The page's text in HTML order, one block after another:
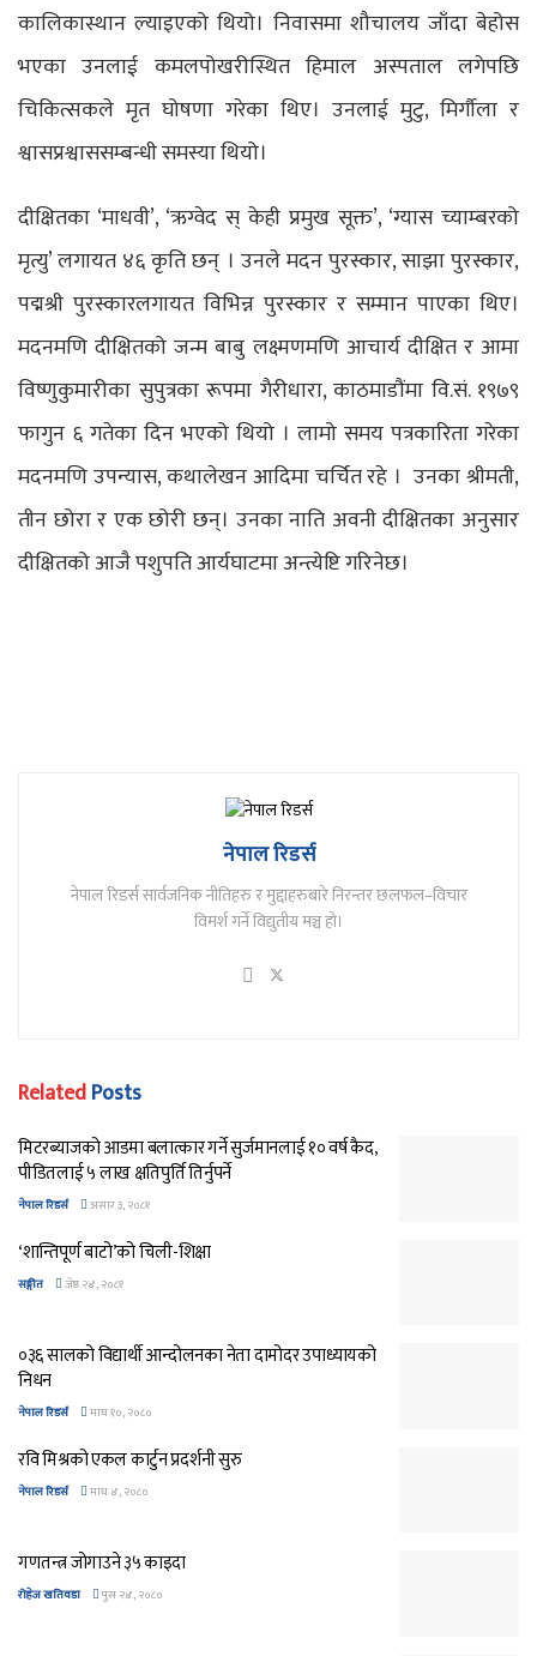
कालिकास्थान ल्याइएको थियो। निवासमा शौचालय जाँदा बेहोस
भएका उनलाई कमलपोखरीस्थित हिमाल अस्पताल लगेपछि
चिकित्सकले मृत घोषणा गरेका थिए। उनलाई मुटु, मिर्गौला र
श्वासप्रश्वाससम्बन्धी समस्या थियो।
दीक्षितका ‘माधवी’, ‘ऋग्वेद स् केही प्रमुख सूक्त’, ‘ग्यास च्याम्बरको
मृत्यु’ लगायत ४६ कृति छन् । उनले मदन पुरस्कार, साझा पुरस्कार,
पद्मश्री पुरस्कारलगायत विभिन्न पुरस्कार र सम्मान पाएका थिए।
मदनमणि दीक्षितको जन्म बाबु लक्ष्मणमणि आचार्य दीक्षित र आमा
विष्णुकुमारीका सुपुत्रका रूपमा गैरीधारा, काठमाडौंमा वि.सं. १९७९
फागुन ६ गतेका दिन भएको थियो । लामो समय पत्रकारिता गरेका
मदनमणि उपन्यास, कथालेखन आदिमा चर्चित रहे । उनका श्रीमती,
तीन छोरा र एक छोरी छन्। उनका नाति अवनी दीक्षितका अनुसार
दीक्षितको आजै पशुपति आर्यघाटमा अन्त्येष्टि गरिनेछ।
नेपाल रिडर्स
नेपाल रिडर्स सार्वजनिक नीतिहरु र मुद्दाहरुबारे निरन्तर छलफल–विचार
विमर्श गर्ने विद्युतीय मञ्च हो।
RelatedPosts
मिटरब्याजको आडमा बलात्कार गर्ने सुर्जमानलाई १० वर्ष कैद,
पीडितलाई ५ लाख क्षतिपुर्ति तिर्नुपर्ने
नेपाल रिडर्स असार ३, २०८१
‘शान्तिपूर्ण बाटो’को चिली-शिक्षा
सङ्गीत जेष्ठ २४, २०८१
०३६ सालको विद्यार्थी आन्दोलनका नेता दामोदर उपाध्यायको
निधन
नेपाल रिडर्स माघ १०, २०८०
रवि मिश्रको एकल कार्टुन प्रदर्शनी सुरु
नेपाल रिडर्स माघ ४, २०८०
गणतन्त्र जोगाउने ३५ काइदा
रोहेज खतिवडा पुस २४, २०८०